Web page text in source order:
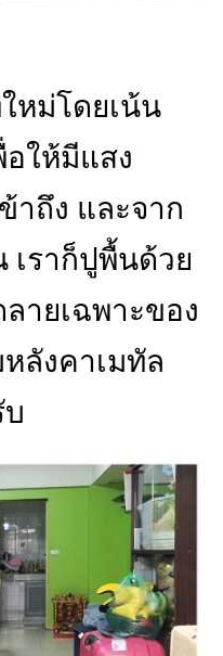
หม่โดยเน้น
อให้มีแสง
าถึง และจาก
เราก็ปูพื้นด้วย
ายเฉพาะของ
ลังคาเมทัล